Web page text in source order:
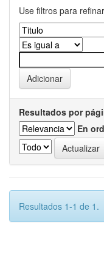
Use filtros para
Resultados por
En
Resultados 1-1 de 1.